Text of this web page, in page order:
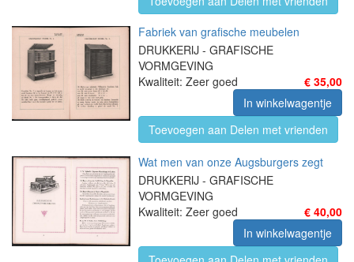
Fabriek van grafische meubelen
DRUKKERIJ - GRAFISCHE
VORMGEVING
€ 35,00
Kwaliteit: Zeer goed
In winkelwagentje
Toevoegen aan Delen met vrienden
Wat men van onze Augsburgers zegt
DRUKKERIJ - GRAFISCHE
VORMGEVING
€ 40,00
Kwaliteit: Zeer goed
In winkelwagentje